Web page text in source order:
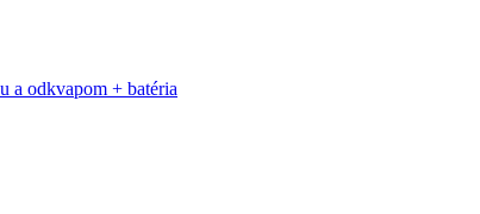
a odkvapom + batéria